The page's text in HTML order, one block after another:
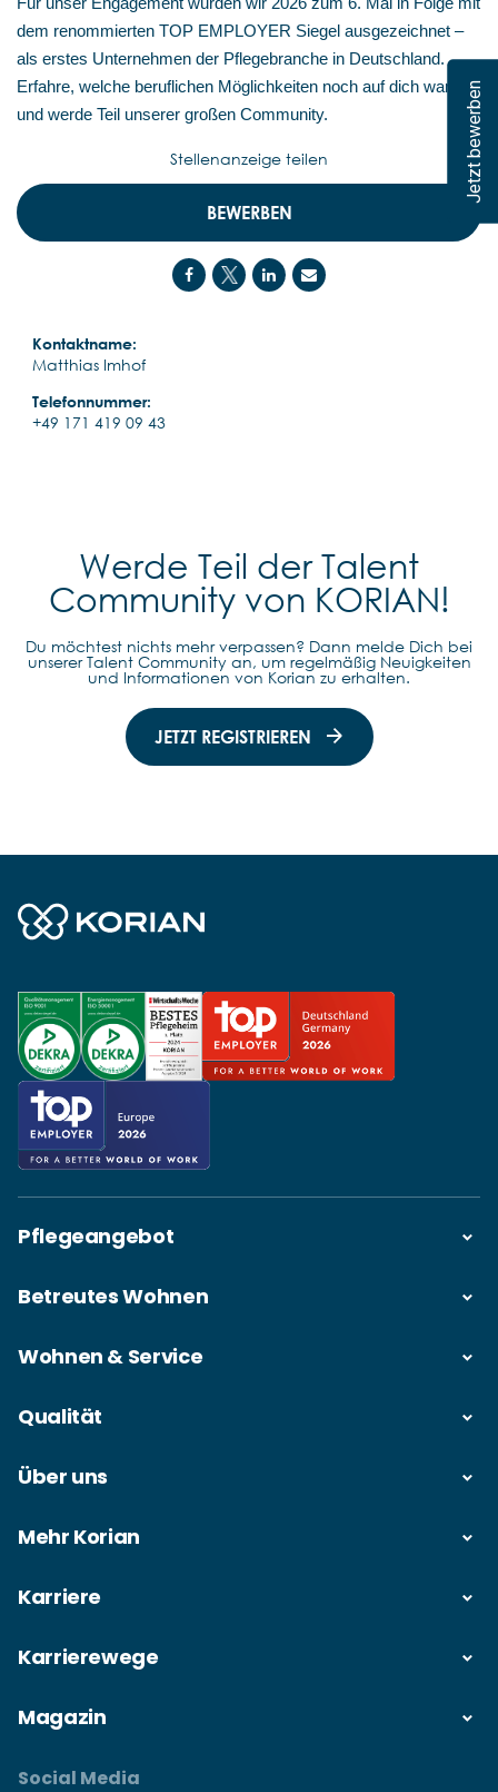
Jetzt bewerben
dem renommierten TOP EMPLOYER Siegel ausgezeichnet –
als erstes Unternehmen der Pflegebranche in Deutschland.
Erfahre, welche beruflichen Möglichkeiten noch auf dich warten,
und werde Teil unserer großen Community.
BEWERBEN
Kontaktname:
Matthias Imhof
Telefonnummer:
+49 171 419 09 43
Stellenanzeige teilen
Werde Teil der Talent
Community von KORIAN!
Du möchtest nichts mehr verpassen? Dann melde Dich bei
unserer Talent Community an, um regelmäßig Neuigkeiten
und Informationen von Korian zu erhalten.
JETZT REGISTRIEREN
Pflegeangebot
Betreutes Wohnen
Wohnen & Service
Qualität
Über uns
Mehr Korian
Karriere
Karrierewege
Magazin
Social Media